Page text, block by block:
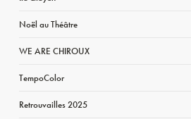
Noël au Théâtre
WE ARE CHIROUX
TempoColor
Retrouvailles 2025